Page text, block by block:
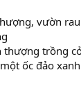
vườn
thượng trồng
ốc đảo